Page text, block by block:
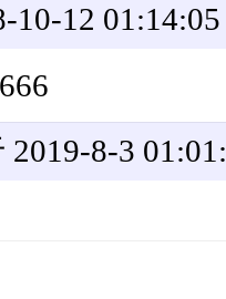
12 01:14:05
2019-8-3